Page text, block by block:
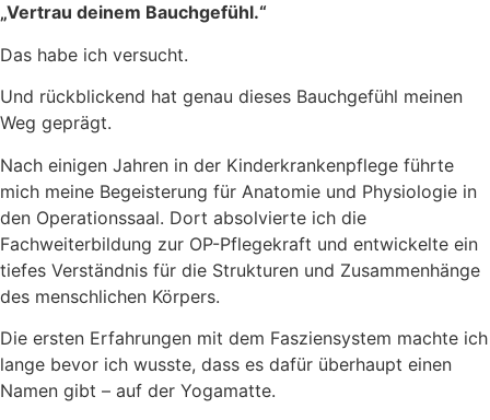
„Vertrau deinem Bauchgefühl.“
Das habe ich versucht.
Und rückblickend hat genau dieses Bauchgefühl meinen
Weg geprägt.
Nach einigen Jahren in der Kinderkrankenpflege führte
mich meine Begeisterung für Anatomie und Physiologie in
den Operationssaal. Dort absolvierte ich die
Fachweiterbildung zur OP-Pflegekraft und entwickelte ein
tiefes Verständnis für die Strukturen und Zusammenhänge
des menschlichen Körpers.
Die ersten Erfahrungen mit dem Fasziensystem machte ich
lange bevor ich wusste, dass es dafür überhaupt einen
Namen gibt – auf der Yogamatte.